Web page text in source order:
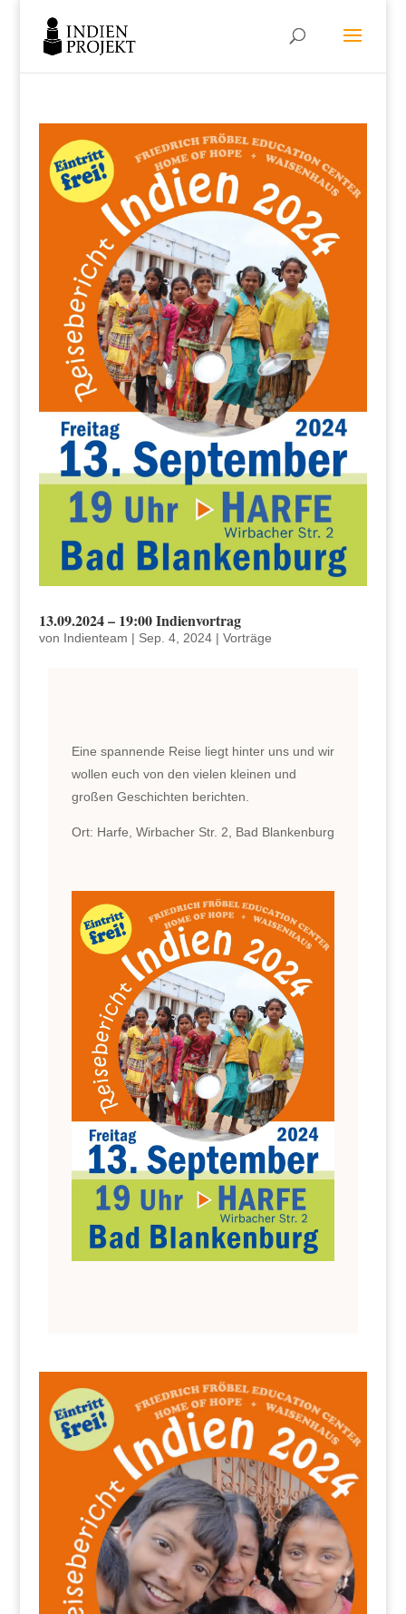
13.09.2024 – 19:00 Indienvortrag
von Indienteam | Sep. 4, 2024| Vorträge
Eine spannende Reise liegt hinter uns und wir
wollen euch von den vielen kleinen und
großen Geschichten berichten.
Ort: Harfe, Wirbacher Str. 2, Bad Blankenburg